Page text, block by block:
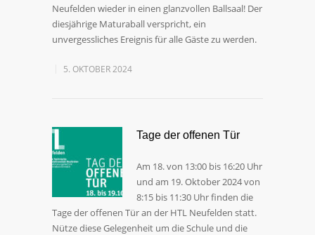
Neufelden wieder in einen glanzvollen Ballsaal! Der
diesjährige Maturaball verspricht, ein
unvergessliches Ereignis für alle Gäste zu werden.
5. OKTOBER 2024
Tage der offenen Tür
Am 18. von 13:00 bis 16:20 Uhr
und am 19. Oktober 2024 von
8:15 bis 11:30 Uhr finden die
Tage der offenen Tür an der HTL Neufelden statt.
Nütze diese Gelegenheit um die Schule und die